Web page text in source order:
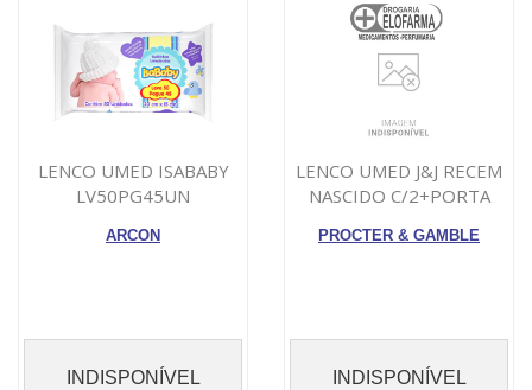
LENCO UMED ISABABY
LV50PG45UN
ARCON
INDISPONÍVEL
LENCO UMED J&J RECEM
NASCIDO C/2+PORTA
PROCTER & GAMBLE
INDISPONÍVEL